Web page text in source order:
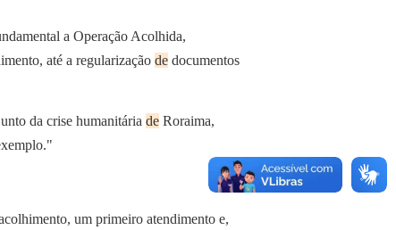
a Operação Acolhida,
até a regularização de documentos
da crise humanitária de Roraima,
um primeiro atendimento e,